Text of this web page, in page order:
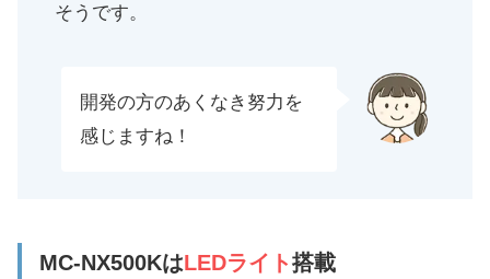
そうです。
開発の方のあくなき努力を
感じますね！
MC-NX500KはLEDライト搭載